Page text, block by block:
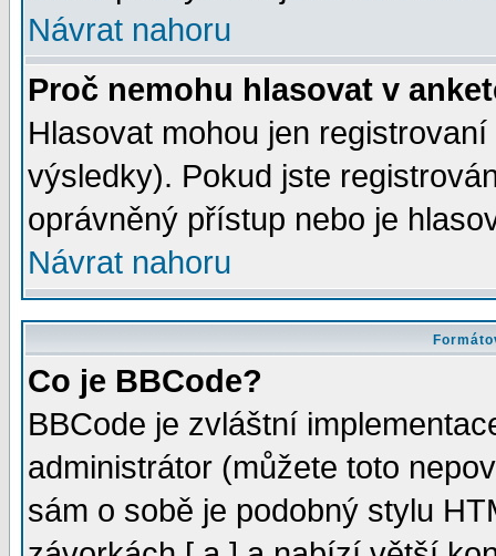
Návrat nahoru
Proč nemohu hlasovat v
Hlasovat mohou jen
výsledky). Pokud jste
oprávněný přístup nebo je
Návrat nahoru
Co je BBCode?
BBCode je zvláštní
administrátor (můžete toto
sám o sobě je podobný stylu